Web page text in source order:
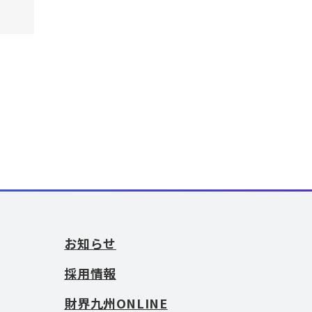
お知らせ
採用情報
財界九州ONLINE